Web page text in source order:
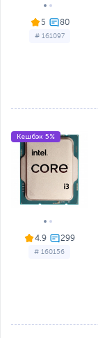
5
# 161097
4.9
# 160156
Кешбэк 5%